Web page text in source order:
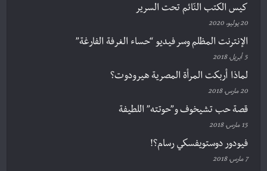
كيس الكتب النّائم تحت السرير
20 يوليو، 2020
الإنترنت المظلم وسر فيديو “حساء الغرفة الفارغة”
5 أبريل، 2018
لماذا أربكت المرأة المصرية هيرودوت؟
20 مارس، 2018
قصة حب تشيخوف و”حوتته” اللطيفة
15 مارس، 2018
فيودور دوستويفسكي رسام؟!
7 مارس، 2018